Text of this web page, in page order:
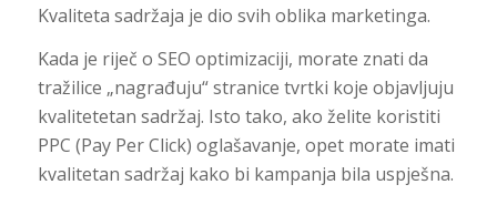
Kvaliteta sadržaja je dio svih oblika marketinga.
Kada je riječ o SEO optimizaciji, morate znati da
tražilice „nagrađuju“ stranice tvrtki koje objavljuju
kvalitetetan sadržaj. Isto tako, ako želite koristiti
PPC (Pay Per Click) oglašavanje, opet morate imati
kvalitetan sadržaj kako bi kampanja bila uspješna.